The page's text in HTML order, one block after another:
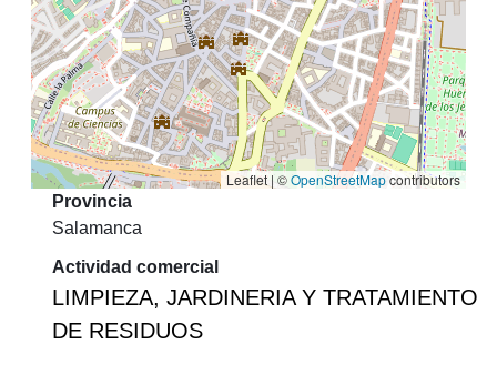
Leaflet | ©OpenStreetMapcontributors
Provincia
Salamanca
Actividad comercial
LIMPIEZA, JARDINERIA Y TRATAMIENTO
DE RESIDUOS